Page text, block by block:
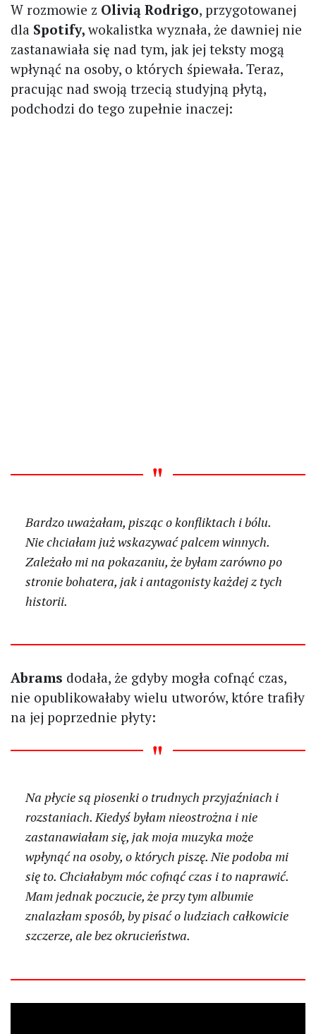
W rozmowie z Olivią Rodrigo, przygotowanej
dla Spotify,wokalistka wyznała, że dawniej nie
zastanawiała się nad tym, jak jej teksty mogą
wpłynąć na osoby, o których śpiewała. Teraz,
pracując nad swoją trzecią studyjną płytą,
podchodzi do tego zupełnie inaczej:
Bardzo uważałam, pisząc o konfliktach i bólu.
Nie chciałam już wskazywać palcem winnych.
Zależało mi na pokazaniu, że byłam zarówno po
stronie bohatera, jak i antagonisty każdej z tych
historii.
Abrams dodała, że gdyby mogła cofnąć czas,
nie opublikowałaby wielu utworów, które trafiły
na jej poprzednie płyty:
Na płycie są piosenki o trudnych przyjaźniach i
rozstaniach. Kiedyś byłam nieostrożna i nie
zastanawiałam się, jak moja muzyka może
wpłynąć na osoby, o których piszę. Nie podoba mi
się to. Chciałabym móc cofnąć czas i to naprawić.
Mam jednak poczucie, że przy tym albumie
znalazłam sposób, by pisać o ludziach całkowicie
szczerze, ale bez okrucieństwa.